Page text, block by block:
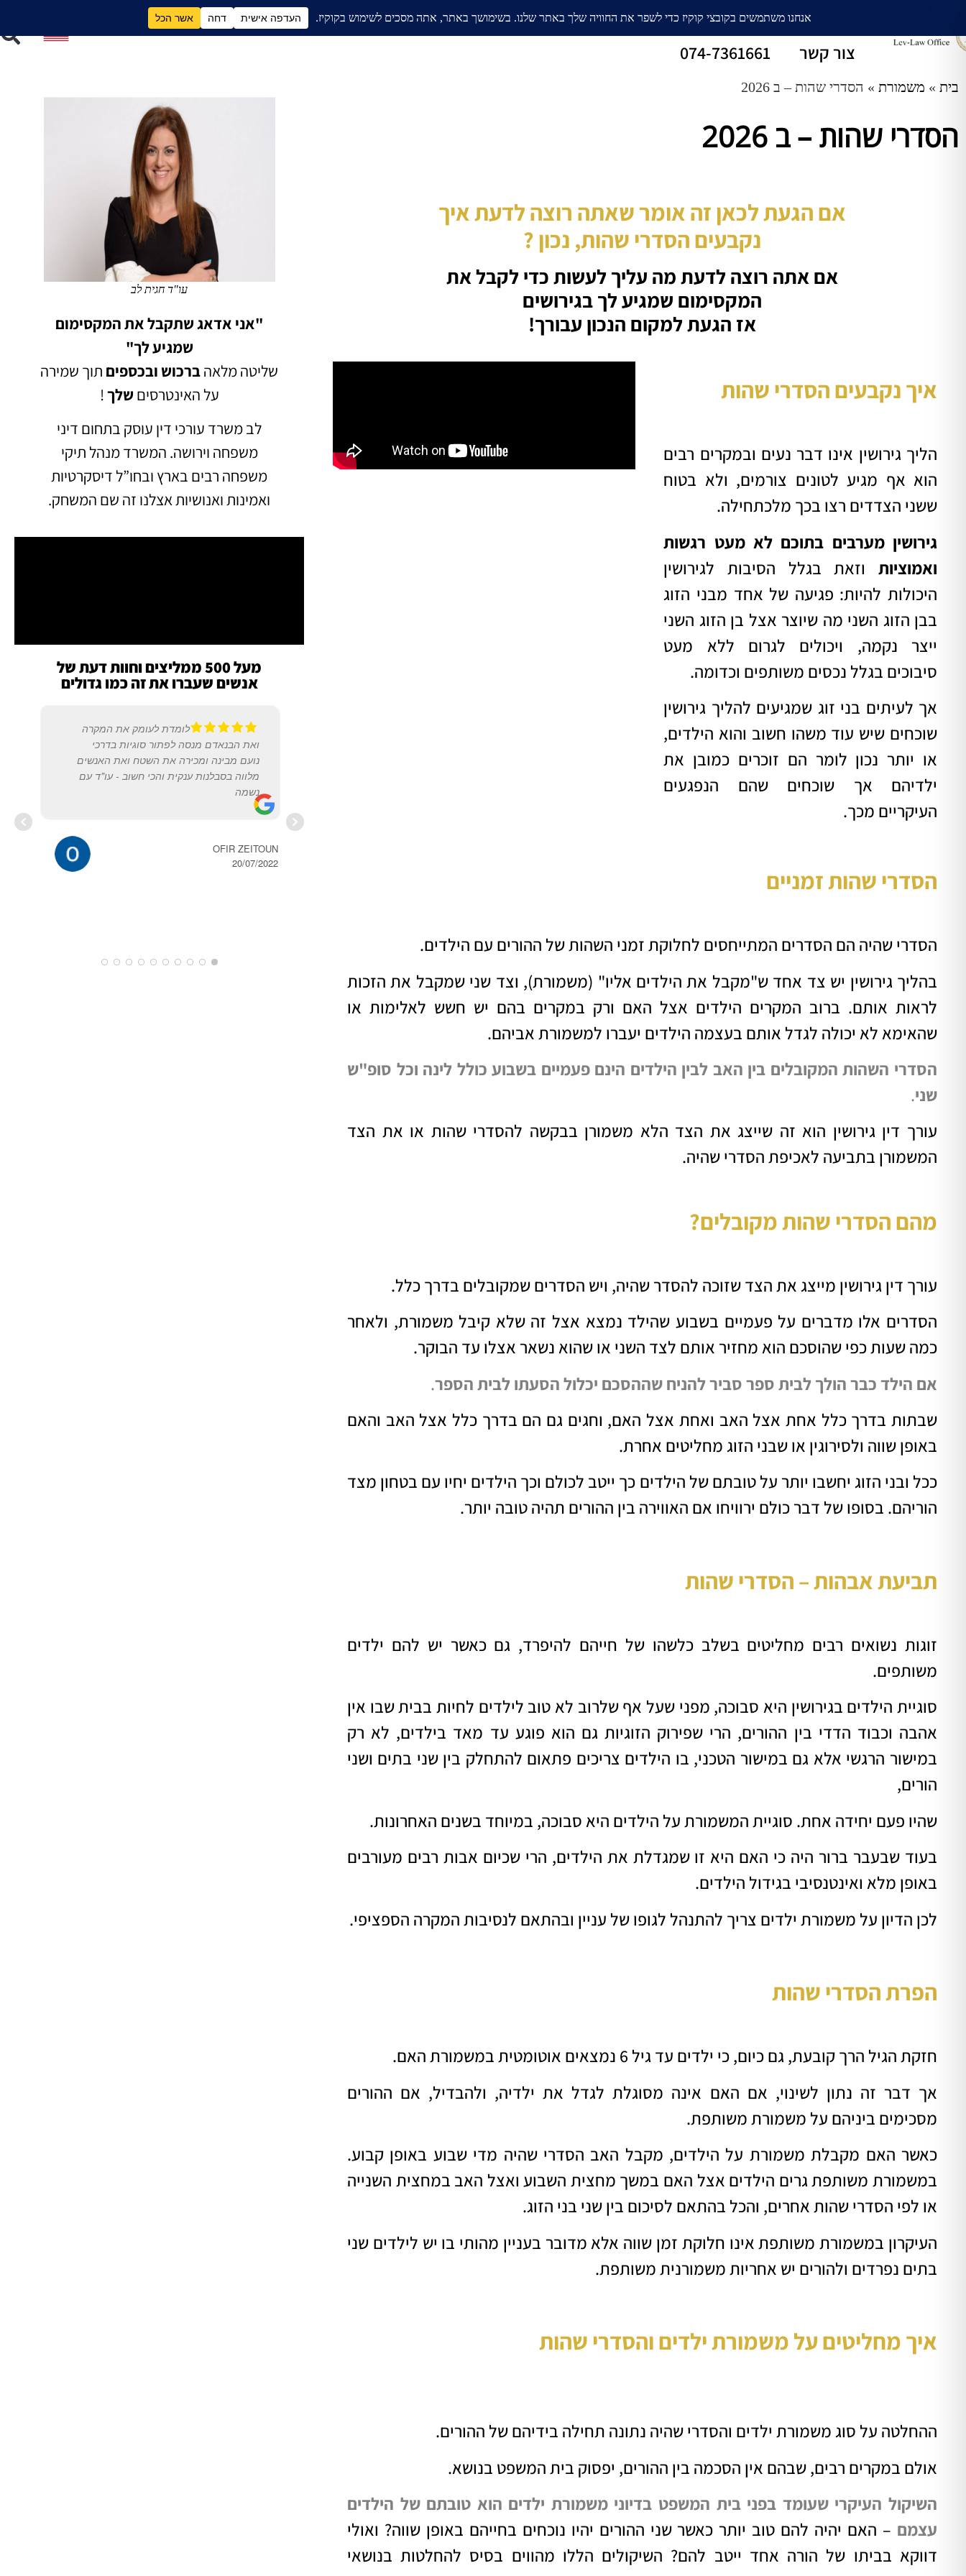
עורך דין גירושין חלוקת רכוש אודות בלוג ממליצים תחומים
גירושים וכסף
צור קשר
074-7361661
בית » משמורת » הסדרי שהות – ב 2026
הסדרי שהות – ב 2026
אם הגעת לכאן זה אומר שאתה רוצה לדעת איך
נקבעים הסדרי שהות, נכון ?
אם אתה רוצה לדעת מה עליך לעשות כדי לקבל את
המקסימום שמגיע לך בגירושים
אז הגעת למקום הנכון עבורך!
איך נקבעים הסדרי שהות
הליך גירושין אינו דבר נעים ובמקרים רבים
הוא אף מגיע לטונים צורמים, ולא בטוח
ששני הצדדים רצו בכך מלכתחילה.
גירושין מערבים בתוכם לא מעט רגשות
ואמוציות וזאת בגלל הסיבות לגירושין
היכולות להיות: פגיעה של אחד מבני הזוג
בבן הזוג השני מה שיוצר אצל בן הזוג השני
ייצר נקמה, ויכולים לגרום ללא מעט
סיבוכים בגלל נכסים משותפים וכדומה.
אך לעיתים בני זוג שמגיעים להליך גירושין
שוכחים שיש עוד משהו חשוב והוא הילדים,
או יותר נכון לומר הם זוכרים כמובן את
ילדיהם אך שוכחים שהם הנפגעים
העיקריים מכך.
הסדרי שהות זמניים
הסדרי שהיה הם הסדרים המתייחסים לחלוקת זמני השהות של ההורים עם הילדים.
בהליך גירושין יש צד אחד ש"מקבל את הילדים אליו" (משמורת), וצד שני שמקבל את הזכות
לראות אותם. ברוב המקרים הילדים אצל האם ורק במקרים בהם יש חשש לאלימות או
שהאימא לא יכולה לגדל אותם בעצמה הילדים יעברו למשמורת אביהם.
הסדרי השהות המקובלים בין האב לבין הילדים הינם פעמיים בשבוע כולל לינה וכל סופ"ש
שני.
עורך דין גירושין הוא זה שייצג את הצד הלא משמורן בבקשה להסדרי שהות או את הצד
המשמורן בתביעה לאכיפת הסדרי שהיה.
מהם הסדרי שהות מקובלים?
עורך דין גירושין מייצג את הצד שזוכה להסדר שהיה, ויש הסדרים שמקובלים בדרך כלל.
הסדרים אלו מדברים על פעמיים בשבוע שהילד נמצא אצל זה שלא קיבל משמורת, ולאחר
כמה שעות כפי שהוסכם הוא מחזיר אותם לצד השני או שהוא נשאר אצלו עד הבוקר.
אם הילד כבר הולך לבית ספר סביר להניח שההסכם יכלול הסעתו לבית הספר.
שבתות בדרך כלל אחת אצל האב ואחת אצל האם, וחגים גם הם בדרך כלל אצל האב והאם
באופן שווה ולסירוגין או שבני הזוג מחליטים אחרת.
ככל ובני הזוג יחשבו יותר על טובתם של הילדים כך ייטב לכולם וכך הילדים יחיו עם בטחון מצד
הוריהם. בסופו של דבר כולם ירוויחו אם האווירה בין ההורים תהיה טובה יותר.
תביעת אבהות – הסדרישהות
זוגות נשואים רבים מחליטים בשלב כלשהו של חייהם להיפרד, גם כאשר יש להם ילדים
משותפים.
סוגיית הילדים בגירושין היא סבוכה, מפני שעל אף שלרוב לא טוב לילדים לחיות בבית שבו אין
אהבה וכבוד הדדי בין ההורים, הרי שפירוק הזוגיות גם הוא פוגע עד מאד בילדים, לא רק
במישור הרגשי אלא גם במישור הטכני, בו הילדים צריכים פתאום להתחלק בין שני בתים ושני
הורים,
שהיו פעם יחידה אחת. סוגיית המשמורת על הילדים היא סבוכה, במיוחד בשנים האחרונות.
בעוד שבעבר ברור היה כי האם היא זו שמגדלת את הילדים, הרי שכיום אבות רבים מעורבים
באופן מלא ואינטנסיבי בגידול הילדים.
לכן הדיון על משמורת ילדים צריך להתנהל לגופו של עניין ובהתאם לנסיבות המקרה הספציפי.
הפרת הסדרישהות
חזקת הגיל הרך קובעת, גם כיום, כי ילדים עד גיל 6 נמצאים אוטומטית במשמורת האם.
אך דבר זה נתון לשינוי, אם האם אינה מסוגלת לגדל את ילדיה, ולהבדיל, אם ההורים
מסכימים ביניהם על משמורת משותפת.
כאשר האם מקבלת משמורת על הילדים, מקבל האב הסדרי שהיה מדי שבוע באופן קבוע.
במשמורת משותפת גרים הילדים אצל האם במשך מחצית השבוע ואצל האב במחצית השנייה
או לפי הסדרי שהות אחרים, והכל בהתאם לסיכום בין שני בני הזוג.
העיקרון במשמורת משותפת אינו חלוקת זמן שווה אלא מדובר בעניין מהותי בו יש לילדים שני
בתים נפרדים ולהורים יש אחריות משמורנית משותפת.
איך מחליטים על משמורת ילדים והסדרישהות
ההחלטה על סוג משמורת ילדים והסדרי שהיה נתונה תחילה בידיהם של ההורים.
אולם במקרים רבים, שבהם אין הסכמה בין ההורים, יפסוק בית המשפט בנושא.
השיקול העיקרי שעומד בפני בית המשפט בדיוני משמורת ילדים הוא טובתם של הילדים
עצמם – האם יהיה להם טוב יותר כאשר שני ההורים יהיו נוכחים בחייהם באופן שווה? ואולי
דווקא בביתו של הורה אחד ייטב להם? השיקולים הללו מהווים בסיס להחלטות בנושאי
עו"ד חגית לב
"אני אדאג שתקבל את המקסימום
שמגיע לך"
שליטה מלאהברכוש ובכספים תוך שמירה
על האינטרסים שלך!
לב משרד עורכי דין עוסק בתחום דיני
משפחה וירושה. המשרד מנהל תיקי
משפחה רבים בארץ ובחו”ל דיסקרטיות
ואמינות ואנושיות אצלנו זה שם המשחק.
מעל 500 ממליצים וחוות דעת של
אנשים שעברו את זה כמו גדולים
לומדת לעומק את המקרה
ואת הבנאדם מנסה לפתור סוגיות בדרכי
נועם מבינה ומכירה את השטח ואת האנשים
מלווה בסבלנות ענקית והכי חשוב - עו"ד עם
נשמה
OFIR ZEITOUN
20/07/2022